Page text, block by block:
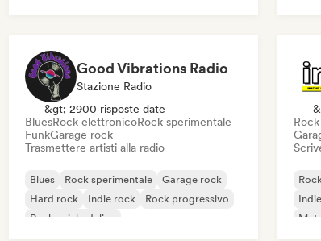
Good Vibrations Radio
Stazione Radio
&gt; 2900 risposte date
BluesRock elettronicoRock sperimentale
FunkGarage rock
Trasmettere artisti alla radio
Blues Rock sperimentale
Garage rock
Hard rock
Indie rock
Rock progressivo
Rock psichedelico